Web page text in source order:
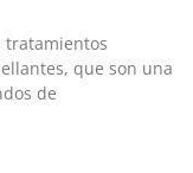
tratamientos
que son una
de